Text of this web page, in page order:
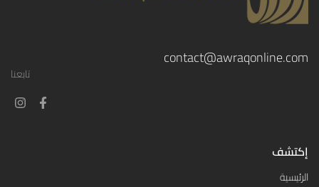
contact@awraqonline.com
تابعنا
إكتشف
الرئيسية